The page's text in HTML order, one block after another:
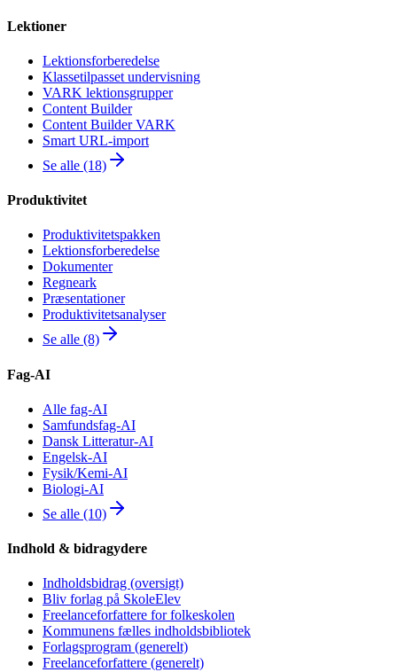
Lektioner
Lektionsforberedelse
Klassetilpasset undervisning
VARK lektionsgrupper
Content Builder
Content Builder VARK
Smart URL-import
Se alle (18)
Produktivitet
Produktivitetspakken
Lektionsforberedelse
Dokumenter
Regneark
Præsentationer
Produktivitetsanalyser
Se alle (8)
Fag-AI
Alle fag-AI
Samfundsfag-AI
Dansk Litteratur-AI
Engelsk-AI
Fysik/Kemi-AI
Biologi-AI
Se alle (10)
Indhold & bidragydere
Indholdsbidrag (oversigt)
Bliv forlag på SkoleElev
Freelanceforfattere for folkeskolen
Kommunens fælles indholdsbibliotek
Forlagsprogram (generelt)
Freelanceforfattere (generelt)